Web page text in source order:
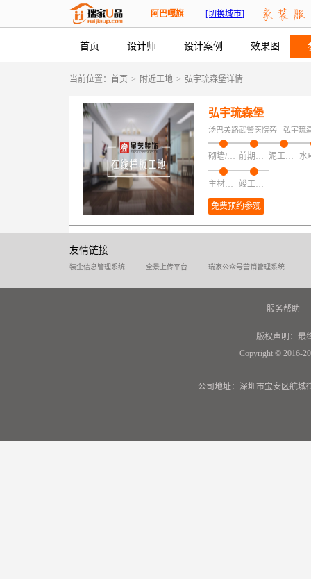
阿巴嘎旗 [切换城市]
首页 设计师 设计案例 效果图
当前位置： 首页 > 附近工地 > 弘宇琉森堡详情
弘宇琉森堡
汤巴关路武警医院旁 弘宇琉
砌墙/加建/拆改/保护 前期磁粉找平 泥工项目
主材安装 竣工验收
免费预约参观
友情链接
装企信息管理系统 全景上传平台 瑞家公众号营销管理系统
服务帮助
版权声明：最
Copyright © 2016-
公司地址：深圳市宝安区航城